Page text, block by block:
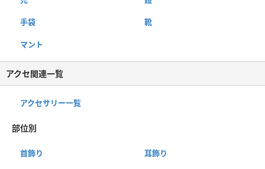
手袋 靴
マント
アクセ関連一覧
アクセサリー一覧
部位別
首飾り 耳飾り